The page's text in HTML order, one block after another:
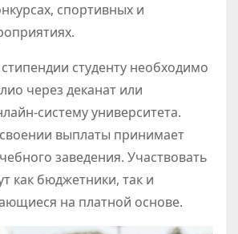
спортивных и
студенту необходимо
через деканат или
систему университета.
выплаты принимает
заведения. Участвовать
как бюджетники, так и
на платной основе.